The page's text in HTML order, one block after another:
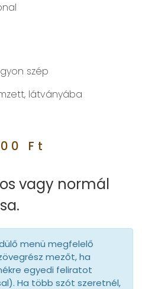
szép
látványába
Ft
vagy normál
menü megfelelő
mezőt, ha
egyedi feliratot
Ha több szót szeretnél,